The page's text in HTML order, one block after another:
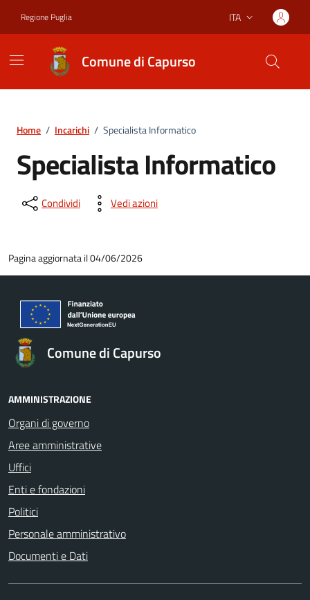
Regione Puglia Lingua attiva:
ITA
Comune di Capurso
Home / Incarichi / Specialista Informatico
Specialista Informatico
Condividi Vedi azioni
Pagina aggiornata il 04/06/2026
Comune di Capurso
AMMINISTRAZIONE
Organi di governo
Aree amministrative
Uffici
Enti e fondazioni
Politici
Personale amministrativo
Documenti e Dati